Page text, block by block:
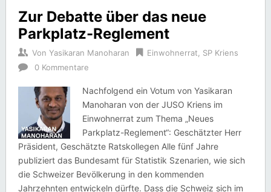
Zur Debatte über das neue
Parkplatz-Reglement
Von Yasikaran Manoharan Einwohnerrat
SP Kriens
0 Kommentare
Nachfolgend ein Votum von Yasikaran
Manoharan von der JUSO Kriens im
Einwohnerrat zum Thema „Neues
Parkplatz-Reglement“: Geschätzter Herr
Präsident, Geschätzte Ratskollegen Alle fünf Jahre
publiziert das Bundesamt für Statistik Szenarien, wie sich
die Schweizer Bevölkerung in den kommenden
Jahrzehnten entwickeln dürfte. Dass die Schweiz sich im